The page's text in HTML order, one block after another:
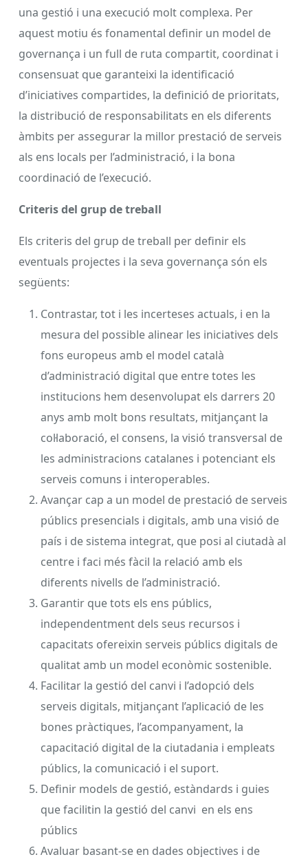
una gestió i una execució molt complexa. Per
aquest motiu és fonamental definir un model de
governança i un full de ruta compartit, coordinat i
consensuat que garanteixi la identificació
d’iniciatives compartides, la definició de prioritats,
la distribució de responsabilitats en els diferents
àmbits per assegurar la millor prestació de serveis
als ens locals per l’administració, i la bona
coordinació de l’execució.
Criteris del grup de treball
Els criteris del grup de treball per definir els
eventuals projectes i la seva governança són els
següents:
Contrastar, tot i les incerteses actuals, i en la
mesura del possible alinear les iniciatives dels
fons europeus amb el model català
d’administració digital que entre totes les
institucions hem desenvolupat els darrers 20
anys amb molt bons resultats, mitjançant la
col·laboració, el consens, la visió transversal de
les administracions catalanes i potenciant els
serveis comuns i interoperables.
Avançar cap a un model de prestació de serveis
públics presencials i digitals, amb una visió de
país i de sistema integrat, que posi al ciutadà al
centre i faci més fàcil la relació amb els
diferents nivells de l’administració.
Garantir que tots els ens públics,
independentment dels seus recursos i
capacitats ofereixin serveis públics digitals de
qualitat amb un model econòmic sostenible.
Facilitar la gestió del canvi i l’adopció dels
serveis digitals, mitjançant l’aplicació de les
bones pràctiques, l’acompanyament, la
capacitació digital de la ciutadania i empleats
públics, la comunicació i el suport.
Definir models de gestió, estàndards i guies
que facilitin la gestió del canvi en els ens
públics
Avaluar basant-se en dades objectives i de